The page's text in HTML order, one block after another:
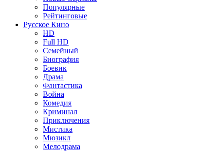
Популярные
Рейтинговые
Русское Кино
HD
Full HD
Семейный
Биография
Боевик
Драма
Фантастика
Война
Комедия
Криминал
Приключения
Мистика
Мюзикл
Мелодрама